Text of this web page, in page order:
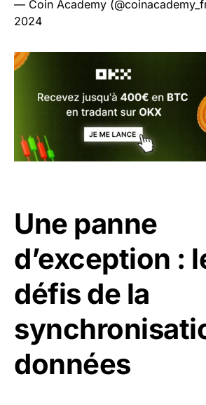
— Coin Academy
2024
Une panne
d’exception :
défis de la
données